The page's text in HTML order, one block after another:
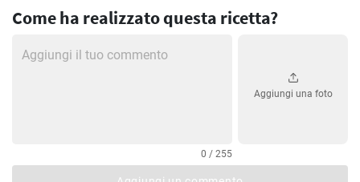
Come ha realizzato questa ricetta?
0 / 255
Aggiungi una foto